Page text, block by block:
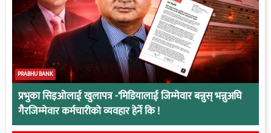
PRABHU BANK
प्रभुका सिइओलाई खुलापत्र -‘मिडियालाई जिम्मेवार बन्नुस् भन्नुअघि
गैरजिम्मेवार कर्मचारीको व्यवहार हेर्ने कि !